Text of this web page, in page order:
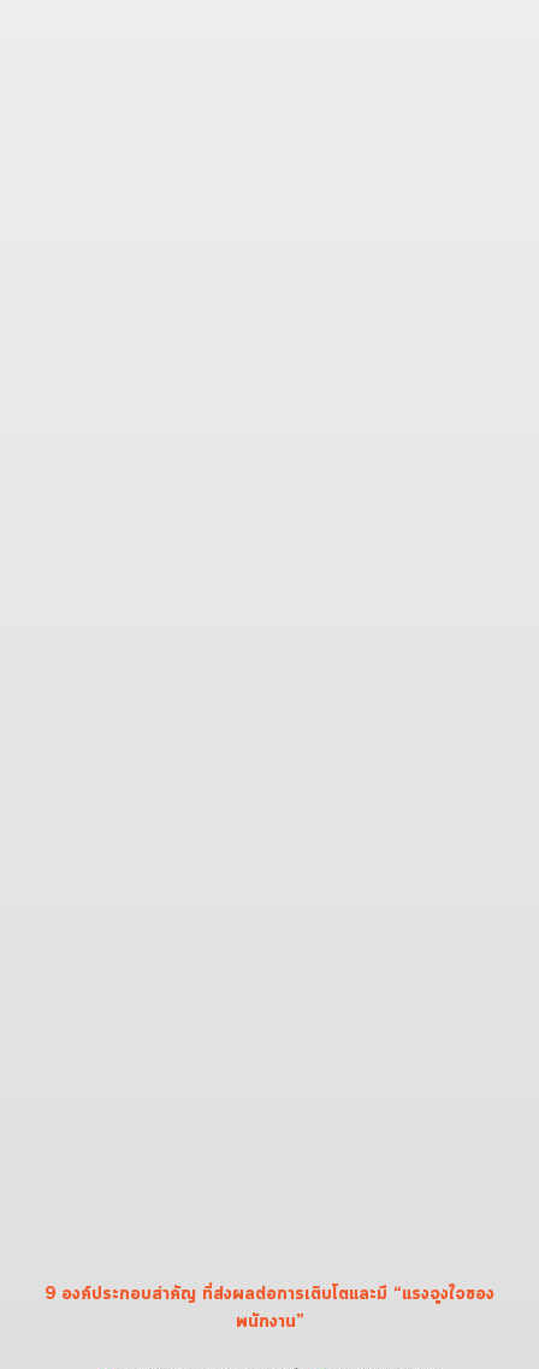
9 องค์ประกอบสำคัญ ที่ส่งผลต่อการเติบโตและมี “แรงจูงใจของ
พนักงาน”